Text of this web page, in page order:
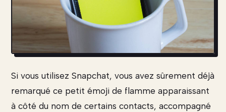
Si vous utilisez Snapchat, vous avez sûrement déjà
remarqué ce petit émoji de flamme apparaissant
à côté du nom de certains contacts, accompagné